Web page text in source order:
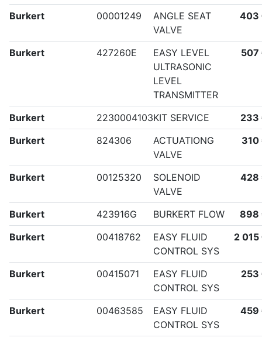
Burkert 00001249
ANGLE SEAT
VALVE
403
Burkert 427260E
EASY LEVEL
ULTRASONIC
LEVEL
TRANSMITTER
507
Burkert 2230004103KIT SERVICE
233
Burkert
824306
ACTUATIONG
VALVE
310
Burkert 00125320
SOLENOID
VALVE
428
Burkert 423916G BURKERT FLOW
898
Burkert
00418762
EASY FLUID
CONTROL SYS
2 015
Burkert 00415071
EASY FLUID
CONTROL SYS
253
Burkert 00463585
EASY FLUID
CONTROL SYS
459